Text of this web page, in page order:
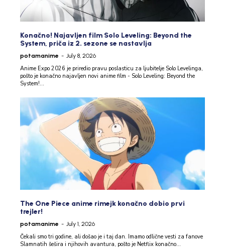
Konačno! Najavljen film Solo Leveling: Beyond the
System, priča iz 2. sezone se nastavlja
potamanime - July 8, 2026
Anime Expo 2026 je priredio pravu poslasticu za ljubitelje Solo Levelinga,
pošto je konačno najavljen novi anime film - Solo Leveling: Beyond the
System!...
The One Piece anime rimejk konačno dobio prvi
trejler!
potamanime - July 1, 2026
Čekali smo tri godine, ali došao je i taj dan. Imamo odlične vesti za fanove
Slamnatih šešira i njihovih avantura, pošto je Netflix konačno...